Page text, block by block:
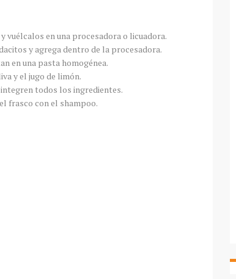
en una procesadora o licuadora.
y agrega dentro de la procesadora.
en una pasta homogénea.
y el jugo de limón.
todos los ingredientes.
frasco con el shampoo.